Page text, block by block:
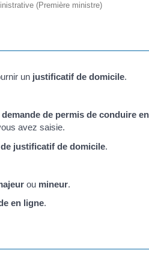
(Première ministre)
un justificatif de domicile.
de permis de conduire
avez saisie.
justificatif de domicile.
ou mineur.
en ligne.